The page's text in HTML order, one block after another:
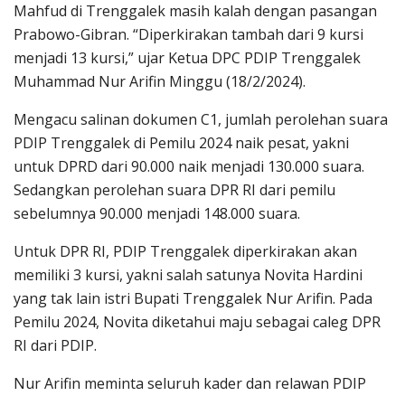
Mahfud di Trenggalek masih kalah dengan pasangan
Prabowo-Gibran. “Diperkirakan tambah dari 9 kursi
menjadi 13 kursi,” ujar Ketua DPC PDIP Trenggalek
Muhammad Nur Arifin Minggu (18/2/2024).
Mengacu salinan dokumen C1, jumlah perolehan suara
PDIP Trenggalek di Pemilu 2024 naik pesat, yakni
untuk DPRD dari 90.000 naik menjadi 130.000 suara.
Sedangkan perolehan suara DPR RI dari pemilu
sebelumnya 90.000 menjadi 148.000 suara.
Untuk DPR RI, PDIP Trenggalek diperkirakan akan
memiliki 3 kursi, yakni salah satunya Novita Hardini
yang tak lain istri Bupati Trenggalek Nur Arifin. Pada
Pemilu 2024, Novita diketahui maju sebagai caleg DPR
RI dari PDIP.
Nur Arifin meminta seluruh kader dan relawan PDIP